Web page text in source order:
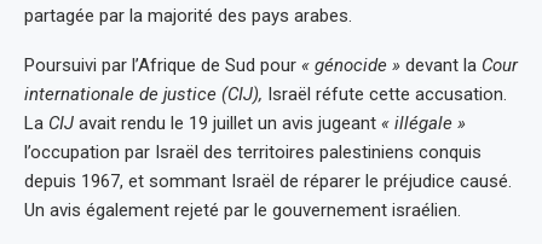
partagée par la majorité des pays arabes.
Poursuivi par l’Afrique de Sud pour « génocide » devant la Cour
internationale de justice (CIJ), Israël réfute cette accusation.
La CIJ avait rendu le 19 juillet un avis jugeant « illégale »
l’occupation par Israël des territoires palestiniens conquis
depuis 1967, et sommant Israël de réparer le préjudice causé.
Un avis également rejeté par le gouvernement israélien.